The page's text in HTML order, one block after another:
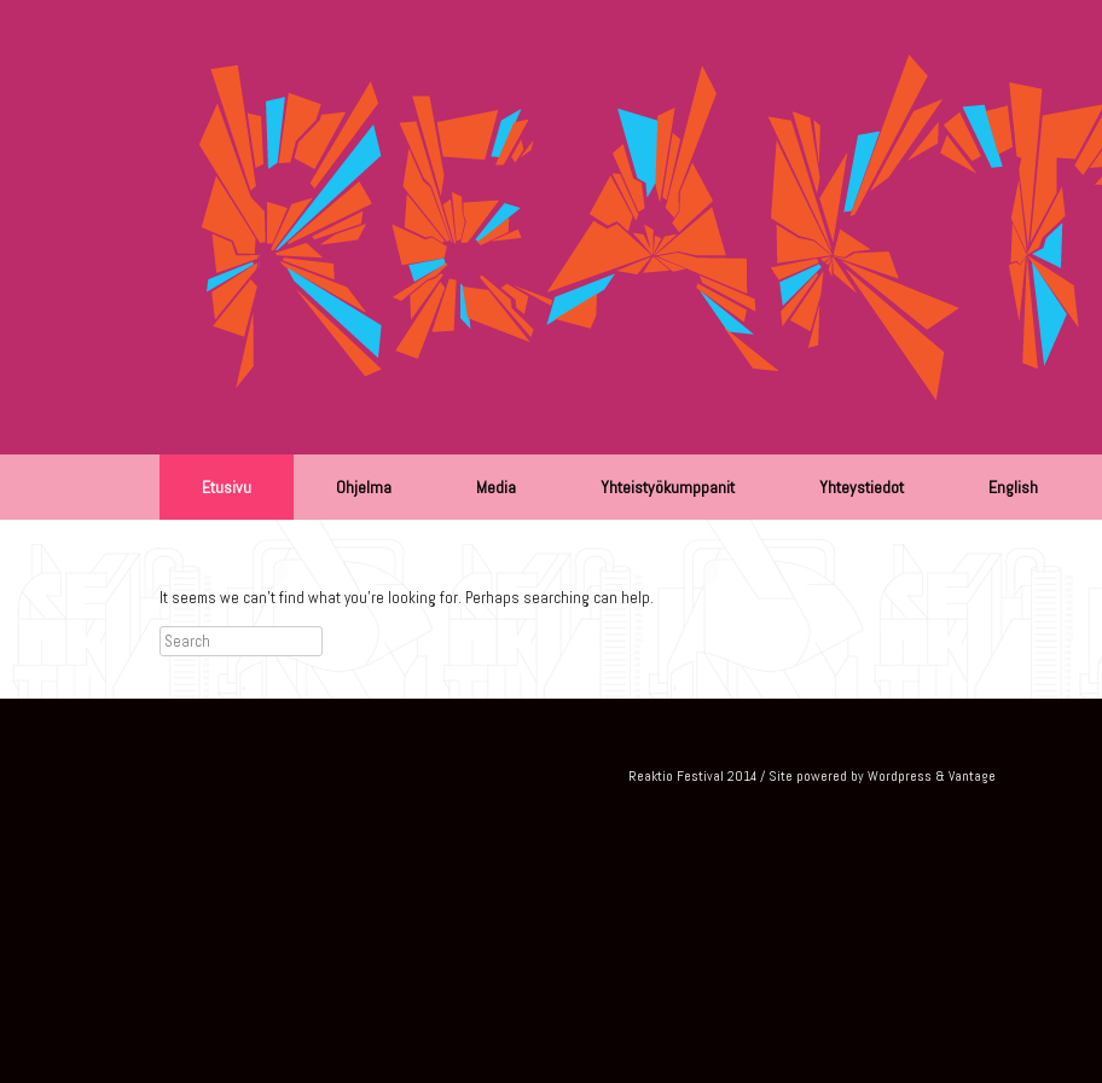
Etusivu Ohjelma Media Yhteistyökumppanit Yhteystiedot English
It seems we can’t find what you’re looking for. Perhaps searching can help.
Reaktio Festival 2014 / Site powered by Wordpress & Vantage